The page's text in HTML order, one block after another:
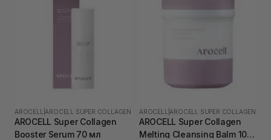
AROCELL AROCELL SUPER COLLAGEN
AROCELL Super Collagen
Booster Serum 70 мл
AROCELL AROCELL SUPER COLLAGEN
AROCELL Super Collagen
Melting Cleansing Balm 100